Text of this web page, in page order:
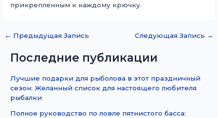
прикрепленным к каждому крючку.
← Предыдущая Запись Следующая Запись →
Последние публикации
Лучшие подарки для рыболова в этот праздничный
сезон: Желанный список для настоящего любителя
рыбалки
Полное руководство по ловле пятнистого басса: